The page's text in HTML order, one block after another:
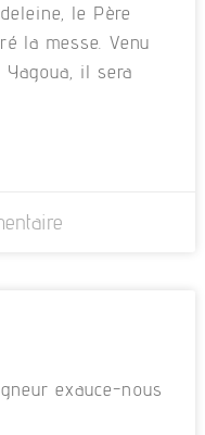
le Père
la messe. Venu
Yagoua, il sera
exauce-nous